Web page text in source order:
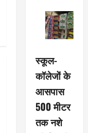
स्कूल-
कॉलेजों के
आसपास
500 मीटर
तक नशे